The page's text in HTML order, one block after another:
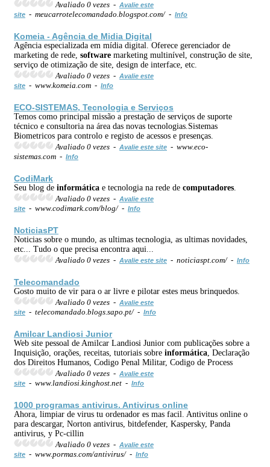
Avaliado 0 vezes - Avalie este
site - meucarrotelecomandado.blogspot.com/ - Info
Komeia - Agência de Midia Digital
Agência especializada em mídia digital. Oferece gerenciador de
marketing de rede, software marketing multinível, construção de site,
serviço de otimização de site, design de interface, etc.
Avaliado 0 vezes - Avalie este
site - www.komeia.com - Info
ECO-SISTEMAS, Tecnologia e Serviços
Temos como principal missão a prestação de serviços de suporte
técnico e consultoria na área das novas tecnologias.Sistemas
Biometricos para controlo e registo de acessos e presenças.
Avaliado 0 vezes - Avalie este site - www.eco-
sistemas.com - Info
CodiMark
Seu blog de informática e tecnologia na rede de computadores
Avaliado 0 vezes - Avalie este
site - www.codimark.com/blog/ - Info
NoticiasPT
Noticias sobre o mundo, as ultimas tecnologia, as ultimas novidades,
etc... Tudo o que precisa encontra aqui...
Avaliado 0 vezes - Avalie este site - noticiaspt.com/ - Info
Telecomandado
Gosto muito de vir para o ar livre e pilotar estes meus brinquedos.
Avaliado 0 vezes - Avalie este
site - telecomandado.blogs.sapo.pt/ - Info
Amilcar Landiosi Junior
Web site pessoal de Amilcar Landiosi Junior com publicações sobre a
Inquisição, orações, receitas, tutoriais sobre informática , Declaração
dos Direitos Humanos, Codigo Penal Militar, Codigo de Process
Avaliado 0 vezes - Avalie este
site - www.landiosi.kinghost.net - Info
1000 programas antivirus. Antivirus online
Ahora, limpiar de virus tu ordenador es mas facil. Antivitus online o
para descargar, Norton antivirus, bitdefender, Kaspersky, Panda
antivirus, y Pc-cillin
Avaliado 0 vezes - Avalie este
site - www.pormas.com/antivirus/ - Info